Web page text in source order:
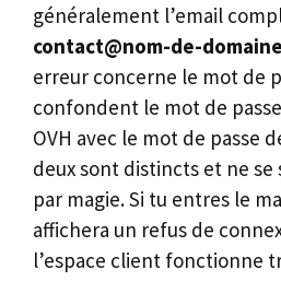
généralement l’email
contact@nom-de-
erreur concerne le mot de
confondent le mot de
OVH avec le mot de passe
deux sont distincts et ne
par magie. Si tu entres le
affichera un refus de
l’espace client fonctionne